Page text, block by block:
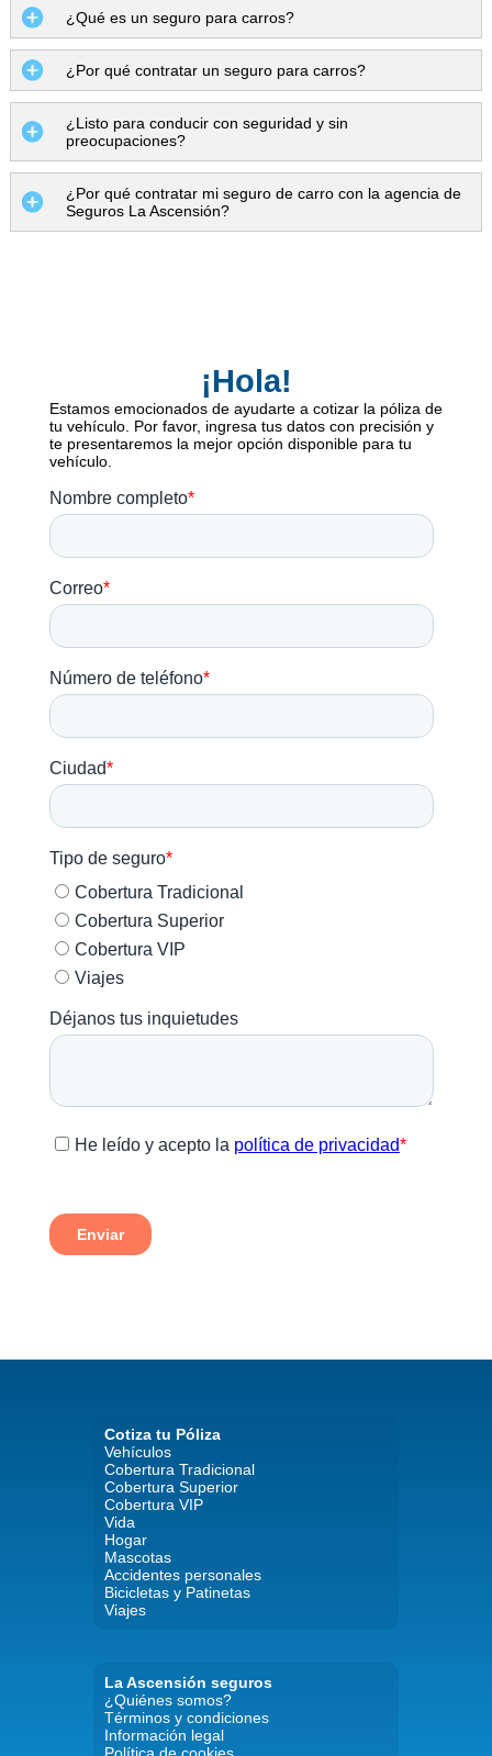
¿Qué es un seguro para carros?
¿Por qué contratar un seguro para carros?
¿Listo para conducir con seguridad y sin
preocupaciones?
¿Por qué contratar mi seguro de carro con la agencia de
Seguros La Ascensión?
¡Hola!
Estamos emocionados de ayudarte a cotizar la póliza de
tu vehículo. Por favor, ingresa tus datos con precisión y
te presentaremos la mejor opción disponible para tu
vehículo.
Cotiza tu Póliza
Vehículos
Cobertura Tradicional
Cobertura Superior
Cobertura VIP
Vida
Hogar
Mascotas
Accidentes personales
Bicicletas y Patinetas
Viajes
La Ascensión seguros
¿Quiénes somos?
Términos y condiciones
Información legal
Política de cookies